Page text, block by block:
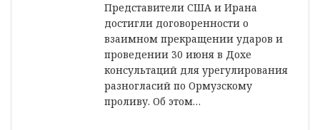
Представители США и Ирана
достигли договоренности о
взаимном прекращении ударов и
проведении 30 июня в Дохе
консультаций для урегулирования
разногласий по Ормузскому
проливу. Об этом…